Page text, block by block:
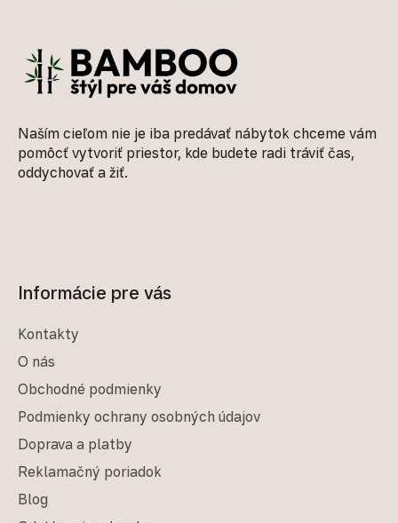
Naším cieľom nie je iba predávať nábytok chceme vám
pomôcť vytvoriť priestor, kde budete radi tráviť čas,
oddychovať a žiť.
Informácie pre vás
Kontakty
O nás
Obchodné podmienky
Podmienky ochrany osobných údajov
Doprava a platby
Reklamačný poriadok
Blog